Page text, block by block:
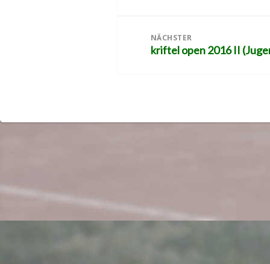
NÄCHSTER
Nächster
kriftel open 2016 II